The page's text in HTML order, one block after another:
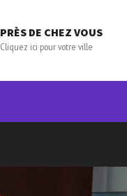
PRÈS DE CHEZ VOUS
Cliquez ici pour votre ville